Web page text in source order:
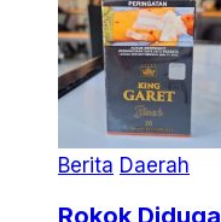
Berita Daerah